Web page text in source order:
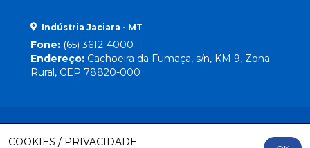
Indústria Jaciara - MT
Fone: (65) 3612-4000
Endereço: Cachoeira da Fumaça, s/n, KM 9, Zona
Rural, CEP 78820-000
COOKIES / PRIVACIDADE